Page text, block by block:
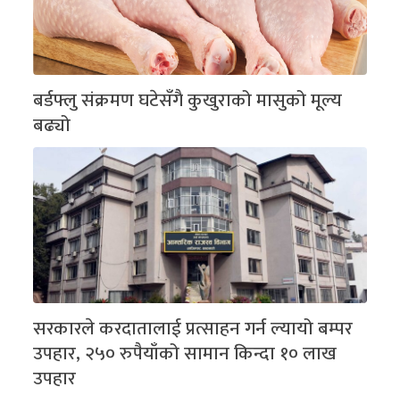
बर्डफ्लु संक्रमण घटेसँगै कुखुराको मासुको मूल्य
बढ्यो
सरकारले करदातालाई प्रत्साहन गर्न ल्यायो बम्पर
उपहार, २५० रुपैयाँको सामान किन्दा १० लाख
उपहार